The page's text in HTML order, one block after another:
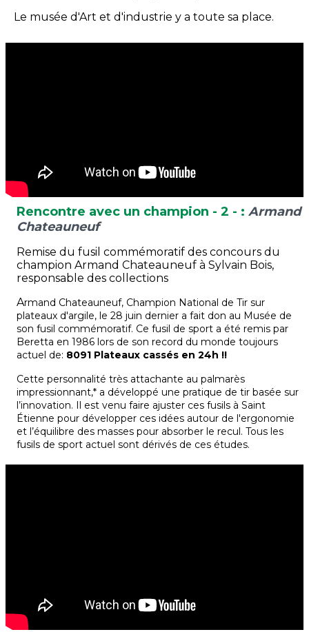
Le musée d'Art et d'industrie y a toute sa place.
Rencontre avec un champion - 2 - : Armand
Chateauneuf
Remise du fusil commémoratif des concours du
champion Armand Chateauneuf à Sylvain Bois,
responsable des collections
Armand Chateauneuf, Champion National de Tir sur
plateaux d'argile, le 28 juin dernier a fait don au Musée de
son fusil commémoratif. Ce fusil de sport a été remis par
Beretta en 1986 lors de son record du monde toujours
actuel de: 8091 Plateaux cassés en 24h !!
Cette personnalité très attachante au palmarès
impressionnant,* a développé une pratique de tir basée sur
l’innovation. Il est venu faire ajuster ces fusils à Saint
Étienne pour développer ces idées autour de l'ergonomie
et l’équilibre des masses pour absorber le recul. Tous les
fusils de sport actuel sont dérivés de ces études.